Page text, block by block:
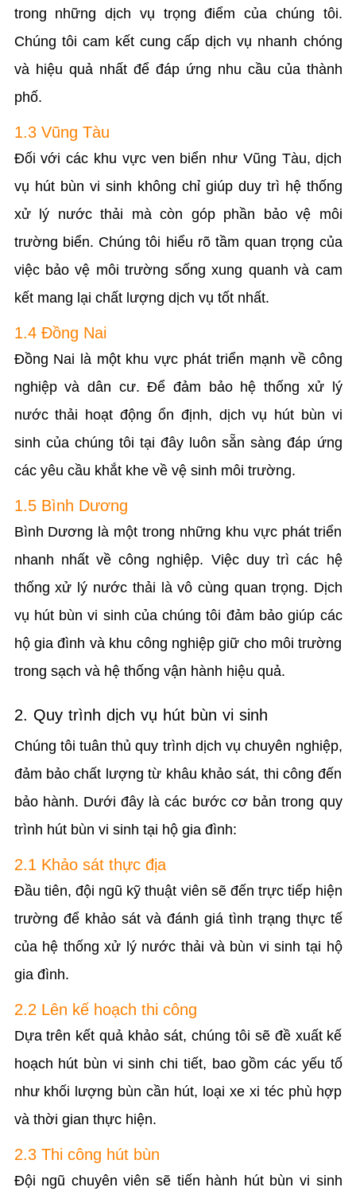
trong những dịch vụ trọng điểm của chúng tôi.
Chúng tôi cam kết cung cấp dịch vụ nhanh chóng
và hiệu quả nhất để đáp ứng nhu cầu của thành
phố.
1.3 Vũng Tàu
Đối với các khu vực ven biển như Vũng Tàu, dịch
vụ hút bùn vi sinh không chỉ giúp duy trì hệ thống
xử lý nước thải mà còn góp phần bảo vệ môi
trường biển. Chúng tôi hiểu rõ tầm quan trọng của
việc bảo vệ môi trường sống xung quanh và cam
kết mang lại chất lượng dịch vụ tốt nhất.
1.4 Đồng Nai
Đồng Nai là một khu vực phát triển mạnh về công
nghiệp và dân cư. Để đảm bảo hệ thống xử lý
nước thải hoạt động ổn định, dịch vụ hút bùn vi
sinh của chúng tôi tại đây luôn sẵn sàng đáp ứng
các yêu cầu khắt khe về vệ sinh môi trường.
1.5 Bình Dương
Bình Dương là một trong những khu vực phát triển
nhanh nhất về công nghiệp. Việc duy trì các hệ
thống xử lý nước thải là vô cùng quan trọng. Dịch
vụ hút bùn vi sinh của chúng tôi đảm bảo giúp các
hộ gia đình và khu công nghiệp giữ cho môi trường
trong sạch và hệ thống vận hành hiệu quả.
2. Quy trình dịch vụ hút bùn vi sinh
Chúng tôi tuân thủ quy trình dịch vụ chuyên nghiệp,
đảm bảo chất lượng từ khâu khảo sát, thi công đến
bảo hành. Dưới đây là các bước cơ bản trong quy
trình hút bùn vi sinh tại hộ gia đình:
2.1 Khảo sát thực địa
Đầu tiên, đội ngũ kỹ thuật viên sẽ đến trực tiếp hiện
trường để khảo sát và đánh giá tình trạng thực tế
của hệ thống xử lý nước thải và bùn vi sinh tại hộ
gia đình.
2.2 Lên kế hoạch thi công
Dựa trên kết quả khảo sát, chúng tôi sẽ đề xuất kế
hoạch hút bùn vi sinh chi tiết, bao gồm các yếu tố
như khối lượng bùn cần hút, loại xe xi téc phù hợp
và thời gian thực hiện.
2.3 Thi công hút bùn
Đội ngũ chuyên viên sẽ tiến hành hút bùn vi sinh